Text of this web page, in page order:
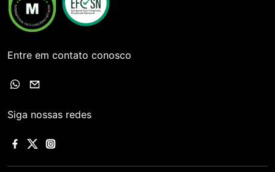
Entre em contato conosco
Siga nossas redes